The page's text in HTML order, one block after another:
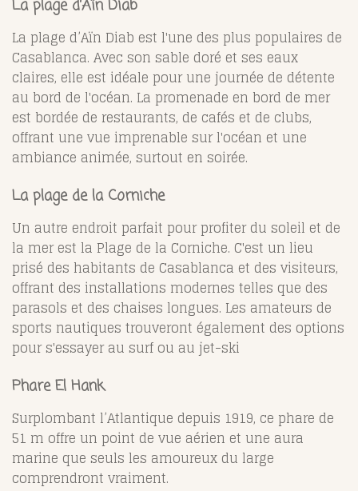
La plage d’Aïn Diab
La plage d’Aïn Diab est l'une des plus populaires de
Casablanca. Avec son sable doré et ses eaux
claires, elle est idéale pour une journée de détente
au bord de l'océan. La promenade en bord de mer
est bordée de restaurants, de cafés et de clubs,
offrant une vue imprenable sur l'océan et une
ambiance animée, surtout en soirée.
La plage de la Corniche
Un autre endroit parfait pour profiter du soleil et de
la mer est la Plage de la Corniche. C'est un lieu
prisé des habitants de Casablanca et des visiteurs,
offrant des installations modernes telles que des
parasols et des chaises longues. Les amateurs de
sports nautiques trouveront également des options
pour s'essayer au surf ou au jet-ski
Phare El Hank
Surplombant l’Atlantique depuis 1919, ce phare de
51 m offre un point de vue aérien et une aura
marine que seuls les amoureux du large
comprendront vraiment.